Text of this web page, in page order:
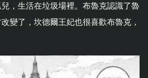
，生活在垃圾場裡。布魯克認識了魯
變了，坎德爾王妃也很喜歡布魯克，